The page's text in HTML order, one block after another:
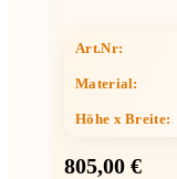
Art.Nr:
Material:
Höhe x Breite:
805,00 €